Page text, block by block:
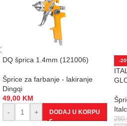
DQ šprica 1.4mm (121006)
Šprice za farbanje - lakiranje
Dingqi
49,00 KM
-
+ DODAJ U KORPU
-